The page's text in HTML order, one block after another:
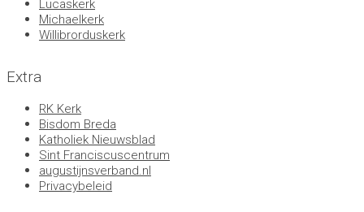
Lucaskerk
Michaelkerk
Willibrorduskerk
Extra
RK Kerk
Bisdom Breda
Katholiek Nieuwsblad
Sint Franciscuscentrum
augustijnsverband.nl
Privacybeleid